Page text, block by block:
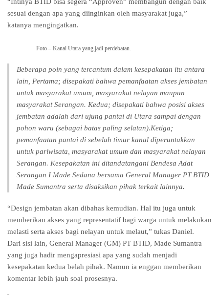
sesuai dengan apa yang diinginkan oleh masyarakat juga,”
katanya mengingatkan.
Foto – Kanal Utara yang jadi perdebatan.
Beberapa poin yang tercantum dalam kesepakatan itu antara
lain, Pertama; disepakati bahwa pemanfaatan akses jembatan
untuk masyarakat umum, masyarakat nelayan maupun
masyarakat Serangan. Kedua; disepakati bahwa posisi akses
jembatan adalah dari ujung pantai di Utara sampai dengan
pohon waru (sebagai batas paling selatan).Ketiga;
pemanfaatan pantai di sebelah timur kanal diperuntukkan
untuk pariwisata, masyarakat umum dan masyarakat nelayan
Serangan. Kesepakatan ini ditandatangani Bendesa Adat
Serangan I Made Sedana bersama General Manager PT BTID
Made Sumantra serta disaksikan pihak terkait lainnya.
“Design jembatan akan dibahas kemudian. Hal itu juga untuk
memberikan akses yang representatif bagi warga untuk melakukan
melasti serta akses bagi nelayan untuk melaut,” tukas Daniel.
Dari sisi lain, General Manager (GM) PT BTID, Made Sumantra
yang juga hadir mengapresiasi apa yang sudah menjadi
kesepakatan kedua belah pihak. Namun ia enggan memberikan
komentar lebih jauh soal prosesnya.